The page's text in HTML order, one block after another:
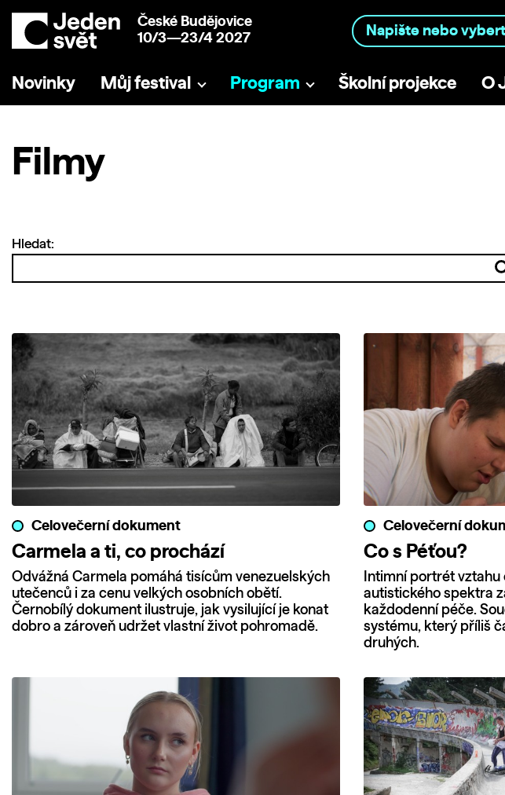
České Budějovice
10/3—23/4 2027
Novinky Můj festival Program Školní projekce O
Filmy
Hledat:
Celovečerní dokument
Carmela a ti, co prochází
Odvážná Carmela pomáhá tisícům venezuelských
utečenců i za cenu velkých osobních obětí.
Černobílý dokument ilustruje, jak vysilující je konat
dobro a zároveň udržet vlastní život pohromadě.
Celovečerní
Co s Péťou?
Intimní portrét
autistického spektra
každodenní péče.
systému, který příliš
druhých.